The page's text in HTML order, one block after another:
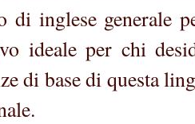
di inglese generale
ideale per chi
di base di questa